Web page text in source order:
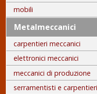
mobili
Metalmeccanici
carpentieri meccanici
elettronici meccanici
meccanici di produzione
serramentisti e carpentieri